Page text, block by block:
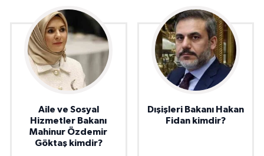
Aile ve Sosyal
Hizmetler Bakanı
Mahinur Özdemir
Göktaş kimdir?
Dışişleri Bakanı Hakan
Fidan kimdir?